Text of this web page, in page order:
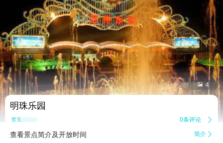
 4
明珠乐园
暂无点评 0条评论 
查看景点简介及开放时间 简介 